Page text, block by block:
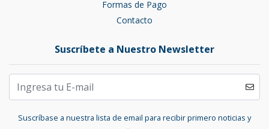
Formas de Pago
Contacto
Suscríbete a Nuestro Newsletter
Suscríbase a nuestra lista de email para recibir primero noticias y